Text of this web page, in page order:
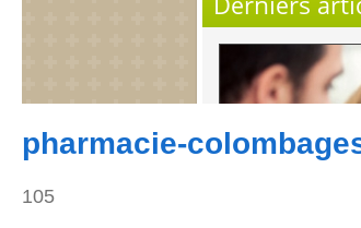
pharmacie-
105